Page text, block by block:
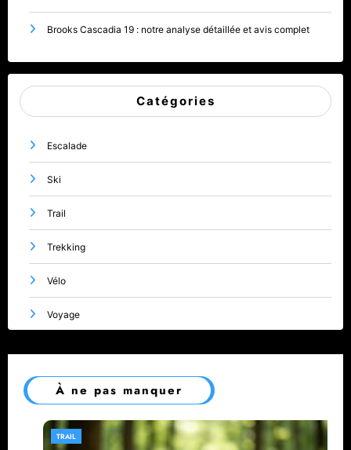
Brooks Cascadia 19 : notre analyse détaillée et avis complet
Catégories
Escalade
Ski
Trail
Trekking
Vélo
Voyage
À ne pas manquer